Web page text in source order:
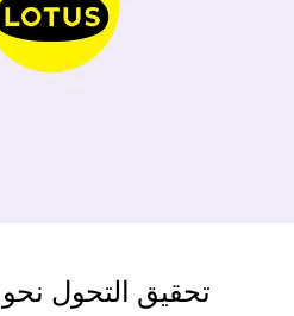
تحقيق التحول نحو